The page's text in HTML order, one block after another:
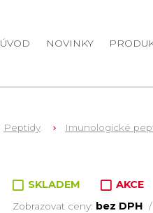
ÚVOD NOVINKY
Peptidy Imunologické
Zboží v
SKLADEM AKCE
Zobrazovat ceny: bez DPH /